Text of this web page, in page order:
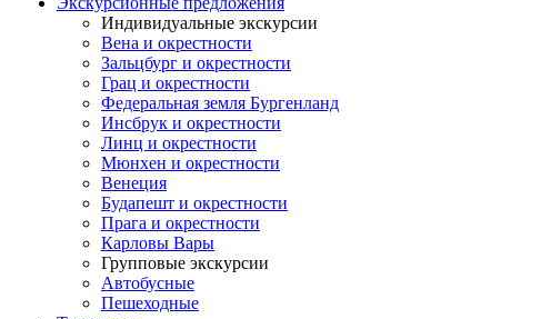
Индивидуальные экскурсии
Вена и окрестности
Зальцбург и окрестности
Грац и окрестности
Федеральная земля Бургенланд
Инсбрук и окрестности
Линц и окрестности
Мюнхен и окрестности
Венеция
Будапешт и окрестности
Прага и окрестности
Карловы Вары
Групповые экскурсии
Автобусные
Пешеходные